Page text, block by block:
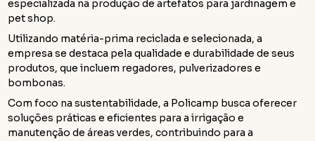
especializada na produção de artefatos para jardinagem e
pet shop.
Utilizando matéria-prima reciclada e selecionada, a
empresa se destaca pela qualidade e durabilidade de seus
produtos, que incluem regadores, pulverizadores e
bombonas.
Com foco na sustentabilidade, a Policamp busca oferecer
soluções práticas e eficientes para a irrigação e
manutenção de áreas verdes, contribuindo para a